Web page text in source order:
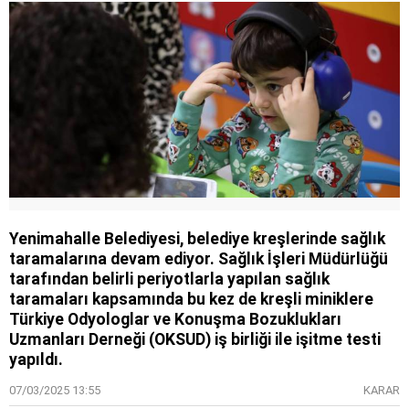
Yenimahalle Belediyesi, belediye kreşlerinde sağlık
taramalarına devam ediyor. Sağlık İşleri Müdürlüğü
tarafından belirli periyotlarla yapılan sağlık
taramaları kapsamında bu kez de kreşli miniklere
Türkiye Odyologlar ve Konuşma Bozuklukları
Uzmanları Derneği (OKSUD) iş birliği ile işitme testi
yapıldı.
07/03/2025 13:55 KARAR